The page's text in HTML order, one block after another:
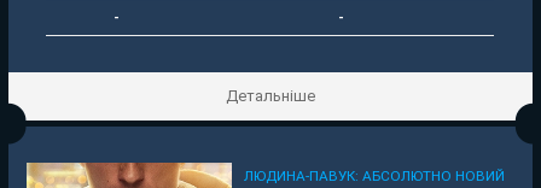
- -
Детальніше
ЛЮДИНА-ПАВУК: АБСОЛЮТНО НОВИЙ